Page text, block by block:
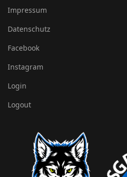
Impressum
Datenschutz
Facebook
Instagram
Login
Logout